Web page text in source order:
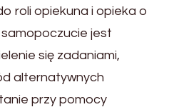
roli opiekuna i opieka o
samopoczucie jest
się zadaniami,
alternatywnych
przy pomocy